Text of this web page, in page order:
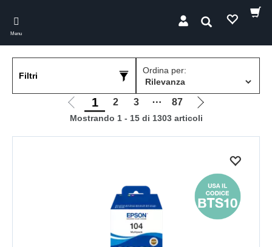
main
content
Menu
Cerca
Filtri
Ordina per:
Vai
alla
pagina
1 2 3 ⋯ 87
Vai
alla
pagina
Mostrando 1 - 15 di 1303 articoli